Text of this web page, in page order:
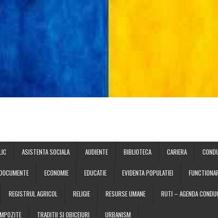
ASISTENTA SOCIALA AUDIENTE BIBLIOTECA CARIERA
ECONOMIE EDUCATIE EVIDENTA POPULATIEI
REGISTRUL AGRICOL RELIGIE RESURSE UMANE RUTI – AGENDA
TRADITII SI OBICEIURI URBANISM